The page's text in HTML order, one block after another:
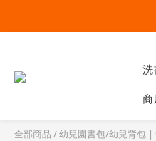
洗
商
全部商品 /幼兒園書包/幼兒背包 |